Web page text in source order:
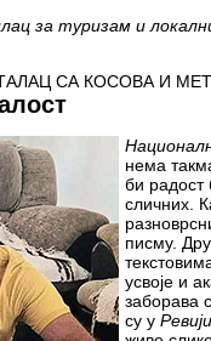
за туризам и
СА КОСОВА И
нема
би радост
сличних.
писму.
усвоје и
заборава
су у Ревији